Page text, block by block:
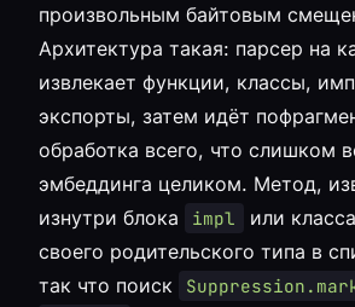
произвольным байтовым
Архитектура такая: парсер на
извлекает функции, классы,
экспорты, затем идёт
обработка всего, что слишком
эмбеддинга целиком. Метод,
изнутри блока
impl
или
своего родительского типа в
так что поиск